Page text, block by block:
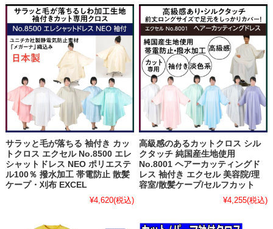
サラッと毛が落ちる 袖付き カッ
トクロス エクセル No.8500 エレ
シャットドレス NEO ポリエステ
ル100％ 撥水加工 帯電防止 散髪
ケープ・刈布 EXCEL
¥4,620(税込)
高級感のあるカットクロス シル
クタッチ 純国産生地使用
No.8001 ヘアーカッティングド
レス 袖付き エクセル 美容院/理
容室/散髪ケープ/セルフカット
¥4,255(税込)